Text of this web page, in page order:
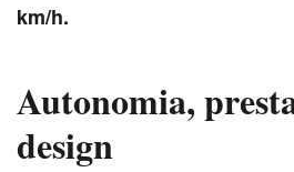
km/h.
Autonomia,
design